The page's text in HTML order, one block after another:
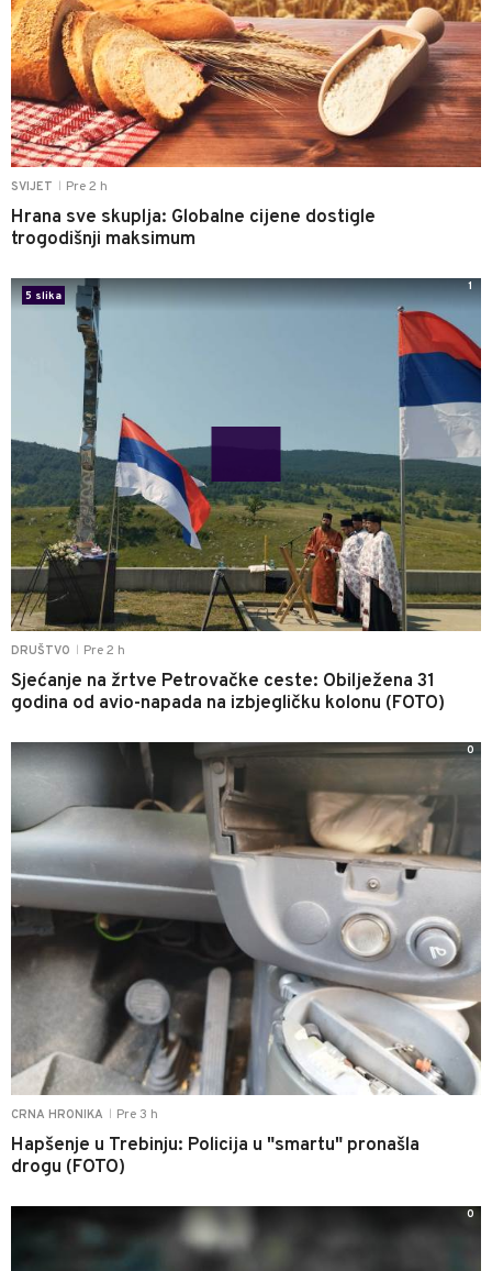
SVIJET Pre 2 h
Hrana sve skuplja: Globalne cijene dostigle
trogodišnji maksimum
DRUŠTVO Pre 2 h
Sjećanje na žrtve Petrovačke ceste: Obilježena 31
godina od avio-napada na izbjegličku kolonu (FOTO)
5 slika
1
CRNA HRONIKA Pre 3 h
Hapšenje u Trebinju: Policija u "smartu" pronašla
drogu (FOTO)
0
0